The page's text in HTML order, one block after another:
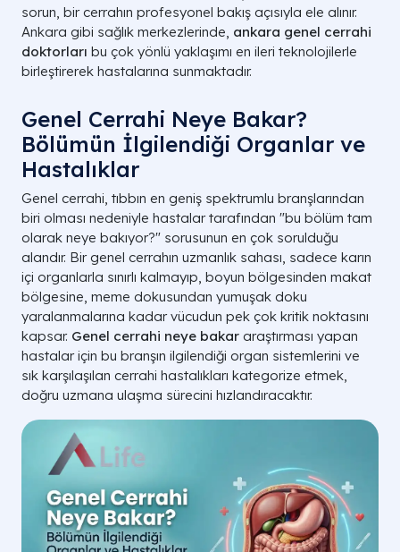
sorun, bir cerrahın profesyonel bakış açısıyla ele alınır.
Ankara gibi sağlık merkezlerinde, ankara genel cerrahi
doktorları bu çok yönlü yaklaşımı en ileri teknolojilerle
birleştirerek hastalarına sunmaktadır.
Genel Cerrahi Neye Bakar?
Bölümün İlgilendiği Organlar ve
Hastalıklar
Genel cerrahi, tıbbın en geniş spektrumlu branşlarından
biri olması nedeniyle hastalar tarafından "bu bölüm tam
olarak neye bakıyor?" sorusunun en çok sorulduğu
alandır. Bir genel cerrahın uzmanlık sahası, sadece karın
içi organlarla sınırlı kalmayıp, boyun bölgesinden makat
bölgesine, meme dokusundan yumuşak doku
yaralanmalarına kadar vücudun pek çok kritik noktasını
kapsar. Genel cerrahi neye bakar araştırması yapan
hastalar için bu branşın ilgilendiği organ sistemlerini ve
sık karşılaşılan cerrahi hastalıkları kategorize etmek,
doğru uzmana ulaşma sürecini hızlandıracaktır.